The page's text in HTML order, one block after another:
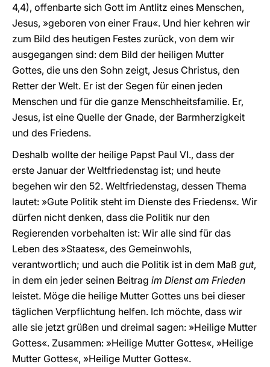
4,4), offenbarte sich Gott im Antlitz eines Menschen,
Jesus, »geboren von einer Frau«. Und hier kehren wir
zum Bild des heutigen Festes zurück, von dem wir
ausgegangen sind: dem Bild der heiligen Mutter
Gottes, die uns den Sohn zeigt, Jesus Christus, den
Retter der Welt. Er ist der Segen für einen jeden
Menschen und für die ganze Menschheitsfamilie. Er,
Jesus, ist eine Quelle der Gnade, der Barmherzigkeit
und des Friedens.
Deshalb wollte der heilige Papst Paul VI., dass der
erste Januar der Weltfriedenstag ist; und heute
begehen wir den 52. Weltfriedenstag, dessen Thema
lautet: »Gute Politik steht im Dienste des Friedens«. Wir
dürfen nicht denken, dass die Politik nur den
Regierenden vorbehalten ist: Wir alle sind für das
Leben des »Staates«, des Gemeinwohls,
verantwortlich; und auch die Politik ist in dem Maß gut,
in dem ein jeder seinen Beitrag im Dienst am Frieden
leistet. Möge die heilige Mutter Gottes uns bei dieser
täglichen Verpflichtung helfen. Ich möchte, dass wir
alle sie jetzt grüßen und dreimal sagen: »Heilige Mutter
Gottes«. Zusammen: »Heilige Mutter Gottes«, »Heilige
Mutter Gottes«, »Heilige Mutter Gottes«.